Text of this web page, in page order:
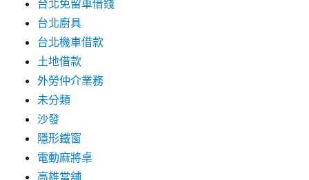
台北免留車借錢
台北廚具
台北機車借款
土地借款
外勞仲介業務
未分類
沙發
隱形鐵窗
電動麻將桌
高雄當舖